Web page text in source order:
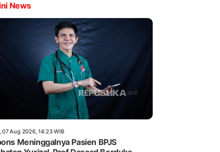
News
07 Aug 2026, 14:23 WIB
Meninggalnya Pasien BPJS